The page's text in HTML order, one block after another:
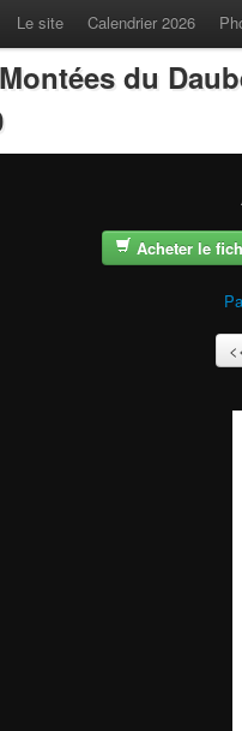
Le site Calendrier 2026
du
Acheter le